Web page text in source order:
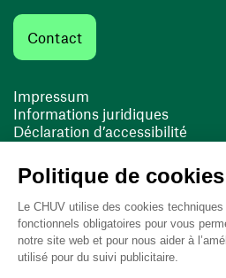
Contact
Impressum
Informations juridiques
Déclaration d’accessibilité
Cookies
(ouvre une nouvelle fenêtre)